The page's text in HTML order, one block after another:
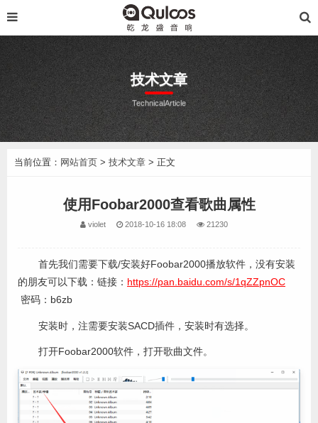
技术文章
TechnicalArticle
当前位置： 网站首页 > 技术文章 > 正文
使用Foobar2000查看歌曲属性
violet 2018-10-16 18:08 21230
首先我们需要下载/安装好Foobar2000播放软件，没有安装
的朋友可以下载：链接： https://pan.baidu.com/s/1qZZpnOC
密码：b6zb
安装时，注需要安装SACD插件，安装时有选择。
打开Foobar2000软件，打开歌曲文件。